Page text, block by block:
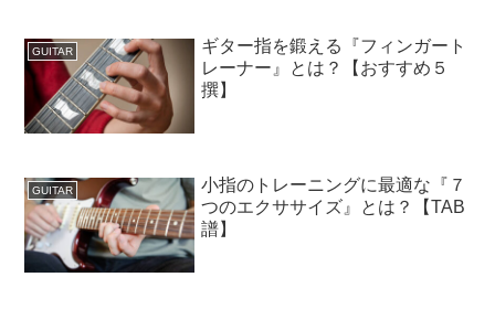
GUITAR
ギター指を鍛える『フィンガート
レーナー』とは？【おすすめ５
撰】
GUITAR
小指のトレーニングに最適な『７
つのエクササイズ』とは？【TAB
譜】